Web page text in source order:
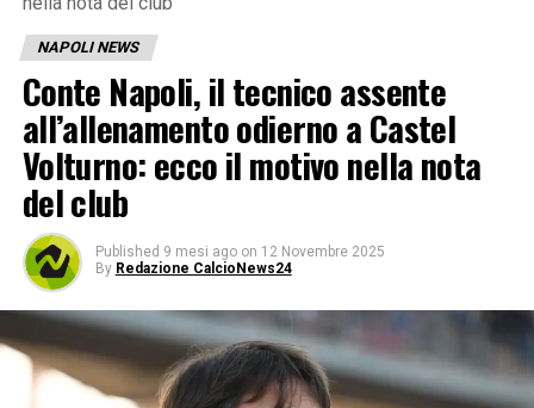
NAPOLI NEWS
Conte Napoli, il tecnico assente
all’allenamento odierno a Castel
Volturno: ecco il motivo nella nota
del club
Published 9 mesi ago on 12 Novembre 2025
By Redazione CalcioNews24